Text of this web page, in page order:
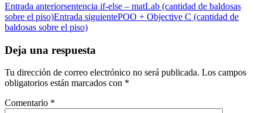
Entrada anteriorsentencia if-else – matLab (cantidad de baldosas
sobre el piso)Entrada siguientePOO + Objective C (cantidad de
baldosas sobre el piso)
Deja una respuesta
Tu dirección de correo electrónico no será publicada. Los campos
obligatorios están marcados con *
Comentario *